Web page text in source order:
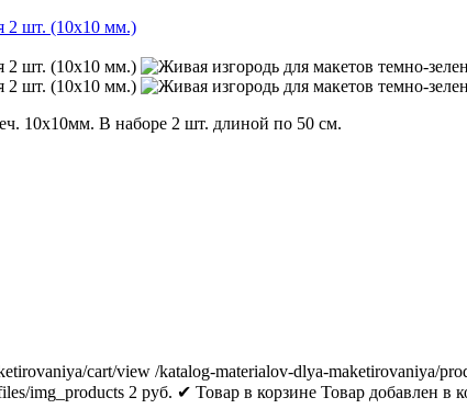
10x10мм. В наборе 2 шт. длиной по 50 см.
cart/view /katalog-materialov-dlya-maketirovaniya/
img_products 2 руб. ✔ Товар в корзине Товар добавлен в